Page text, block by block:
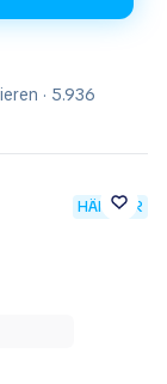
· 5.936
HÄNDLER